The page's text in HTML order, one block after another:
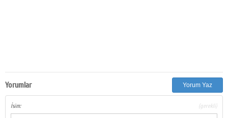
Yorumlar Yorum Yaz
İsim: (gerekli)